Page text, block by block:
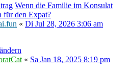
Wenn die Familie im Konsulat
für den Expat?
« Di Jul 28, 2026 3:06 am
« Sa Jan 18, 2025 8:19 pm